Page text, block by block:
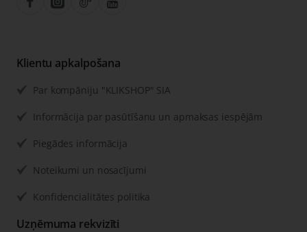
Klientu apkalpošana
Par kompāniju "KLIKSHOP" SIA
Informācija par pasūtīšanu un apmaksas iespējām
Piegādes informācija
Noteikumi un nosacījumi
Konfidencialitātes politika
Uzņēmuma rekvizīti